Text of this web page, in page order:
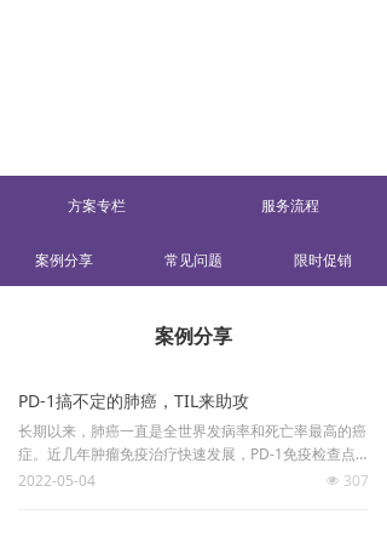
案例分享
方案专栏 服务流程
案例分享 常见问题 限时促销
PD-1搞不定的肺癌，TIL来助攻
长期以来，肺癌一直是全世界发病率和死亡率最高的癌
症。近几年肿瘤免疫治疗快速发展，PD-1免疫检查点
抑制剂振奋人心的临床效果为实体瘤患者重新带来崭新
넶 307
2022-05-04